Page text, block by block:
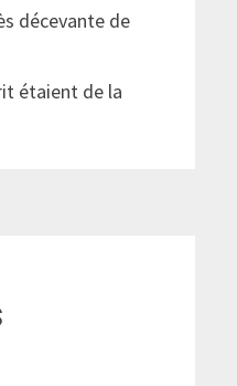
décevante de
étaient de la